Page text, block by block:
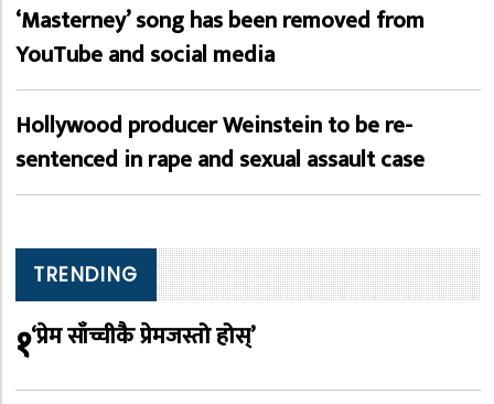
‘Masterney’ song has been removed from
YouTube and social media
Hollywood producer Weinstein to be re-
sentenced in rape and sexual assault case
TRENDING
१‘प्रेम साँच्चीकै प्रेमजस्तो होस्’